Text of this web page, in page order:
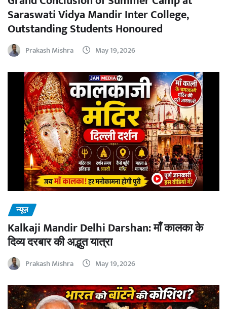
Saraswati Vidya Mandir Inter College,
Outstanding Students Honoured
Prakash Mishra May 19, 2026
न्यूज़
Kalkaji Mandir Delhi Darshan: माँ कालका के
दिव्य दरबार की अद्भुत यात्रा
Prakash Mishra May 19, 2026